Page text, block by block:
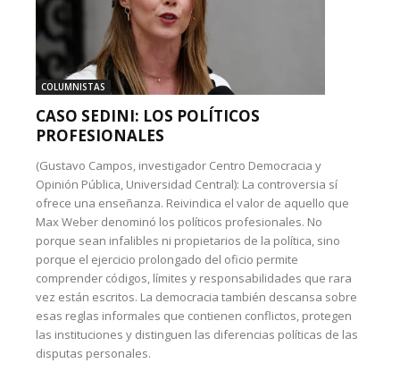
COLUMNISTAS
CASO SEDINI: LOS POLÍTICOS
PROFESIONALES
(Gustavo Campos, investigador Centro Democracia y
Opinión Pública, Universidad Central): La controversia sí
ofrece una enseñanza. Reivindica el valor de aquello que
Max Weber denominó los políticos profesionales. No
porque sean infalibles ni propietarios de la política, sino
porque el ejercicio prolongado del oficio permite
comprender códigos, límites y responsabilidades que rara
vez están escritos. La democracia también descansa sobre
esas reglas informales que contienen conflictos, protegen
las instituciones y distinguen las diferencias políticas de las
disputas personales.